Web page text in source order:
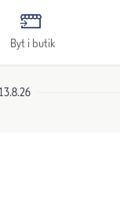
Byt i butik